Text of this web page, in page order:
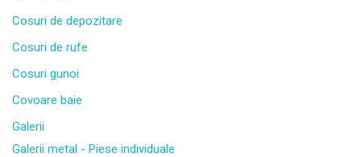
Cosuri de depozitare
Cosuri de rufe
Cosuri gunoi
Covoare baie
Galerii
Galerii metal - Piese individuale